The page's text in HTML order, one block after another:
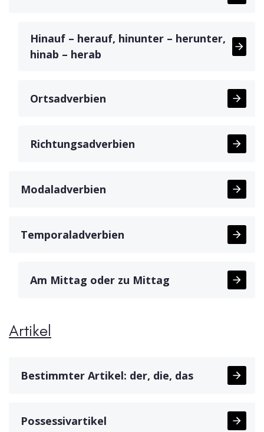
Hinauf – herauf, hinunter – herunter,
hinab – herab
Ortsadverbien
Richtungsadverbien
Modaladverbien
Temporaladverbien
Am Mittag oder zu Mittag
Artikel
Bestimmter Artikel: der, die, das
Possessivartikel